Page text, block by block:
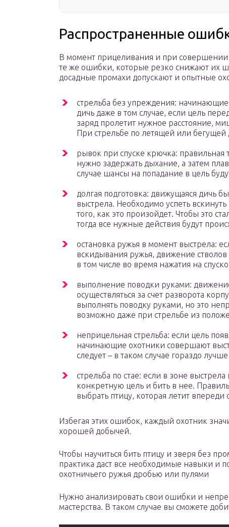
Распространенные
В момент прицеливания и при совершении
те же ошибки, которые резко снижают их
досадные промахи допускают и опытные
стрельба без упреждения: начинающие
дичь даже в том случае, если цель
заряд пролетит нужное расстояние,
При стрельбе по летящей или
рывок при спуске крючка: правильная
нужно задержать дыхание, а затем
случае шансы на попадание в цель
долгая подготовка: движущаяся дичь
выстрела. Необходимо успеть
того, как это произойдет. Чтобы это
тогда все нужные действия будут
остановка ружья в момент выстрела:
вскидывания ружья, движение
в том числе во время нажатия на
выполнение поводки руками:
осуществляться за счет разворота
выполнять поводку руками, но это
возможно даже при стрельбе из
неприцельная стрельба: если цель
начинающие охотники совершают
следует – в таком случае гораздо
стрельба по стае: если в зоне
конкретную цель и бить в нее.
выбрать птицу, которая летит впереди
Избегая этих ошибок, каждый охотник
хорошей добычей.
Чтобы научиться бить птицу и зверя без
практика даст все необходимые навыки и
охотничьего ружья дробью или пулями
Нужно анализировать свои ошибки и
мастерства. В таком случае вы сможете